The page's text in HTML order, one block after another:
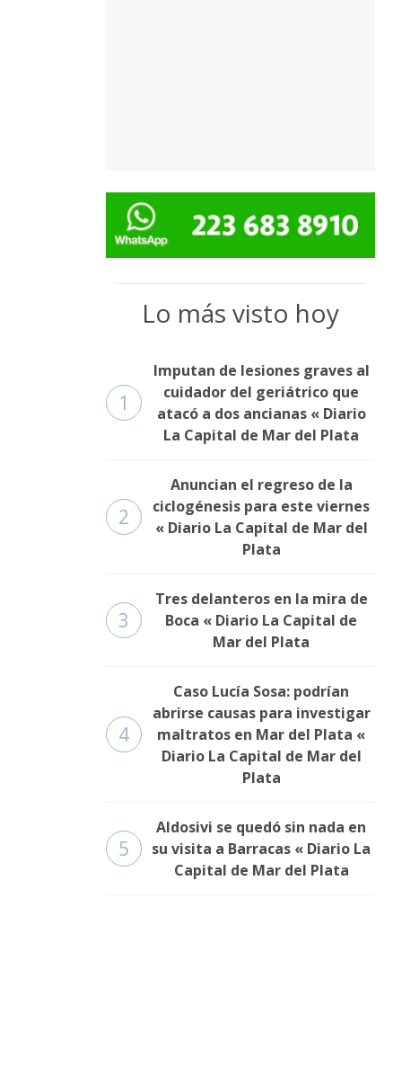
Lo más visto hoy
1
Imputan de lesiones graves al
cuidador del geriátrico que
atacó a dos ancianas « Diario
La Capital de Mar del Plata
2
Anuncian el regreso de la
ciclogénesis para este viernes
« Diario La Capital de Mar del
Plata
3
Tres delanteros en la mira de
Boca « Diario La Capital de
Mar del Plata
4
Caso Lucía Sosa: podrían
abrirse causas para investigar
maltratos en Mar del Plata «
Diario La Capital de Mar del
Plata
5
Aldosivi se quedó sin nada en
su visita a Barracas « Diario La
Capital de Mar del Plata